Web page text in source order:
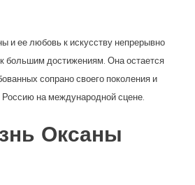
и ее любовь к искусству непрерывно
большим достижениям. Она остается
сопрано своего поколения и
на международной сцене.
Оксаны